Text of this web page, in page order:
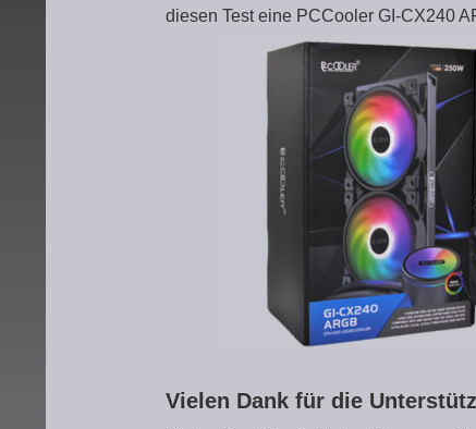
diesen Test eine PCCooler GI-CX240
Vielen Dank für die